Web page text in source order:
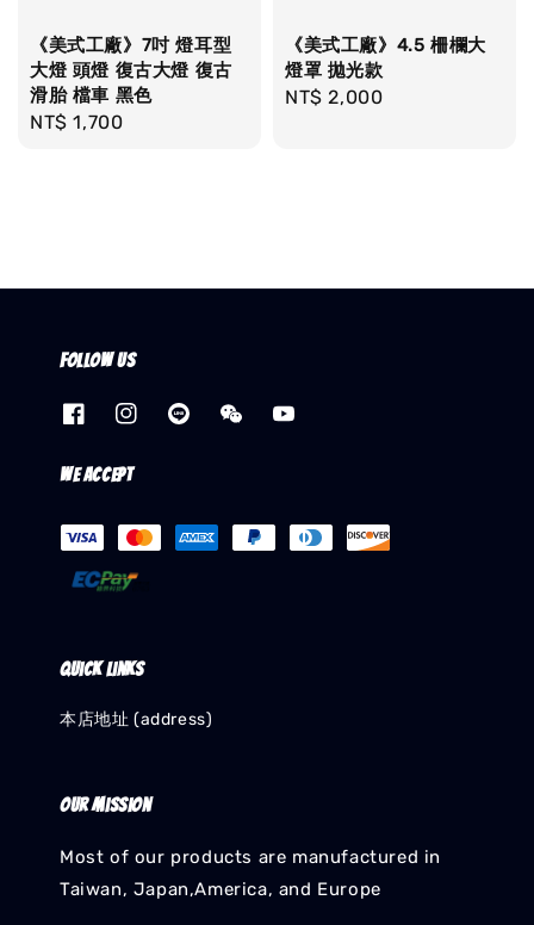
《美式工廠》7吋 燈耳型
大燈 頭燈 復古大燈 復古
滑胎 檔車 黑色
Regular
NT$ 1,700
《美式工廠》4.5 柵欄大
燈罩 拋光款
Regular
NT$ 2,000
Follow us
We accept
Quick links
本店地址 (address)
Our mission
Most of our products are manufactured in
Taiwan, Japan,America, and Europe